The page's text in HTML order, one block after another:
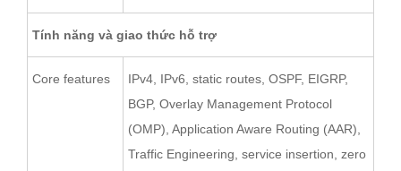
Tính năng và giao thức hỗ trợ
Core features
IPv4, IPv6, static routes, OSPF, EIGRP,
BGP, Overlay Management Protocol
(OMP), Application Aware Routing (AAR),
Traffic Engineering, service insertion, zero